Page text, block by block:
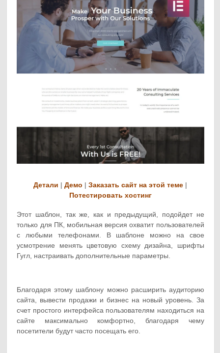
Детали |Демо |Заказать сайт на этой теме |
Потестировать хостинг
Этот шаблон, так же, как и предыдущий, подойдет не
только для ПК, мобильная версия охватит пользователей
с любыми телефонами. В шаблоне можно на свое
усмотрение менять цветовую схему дизайна, шрифты
Гугл, настраивать дополнительные параметры.
Благодаря этому шаблону можно расширить аудиторию
сайта, вывести продажи и бизнес на новый уровень. За
счет простого интерфейса пользователям находиться на
сайте максимально комфортно, благодаря чему
посетители будут часто посещать его.